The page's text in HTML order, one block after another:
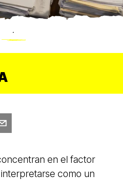
.
en el factor
como un